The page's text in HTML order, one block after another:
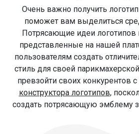
Очень важно получить
поможет вам выделиться
Потрясающие идеи логотипов
представленные на нашей
пользователям создать
стиль для своей
превзойти своих конкурентов
конструктора логотипов,
создать потрясающую эмблему